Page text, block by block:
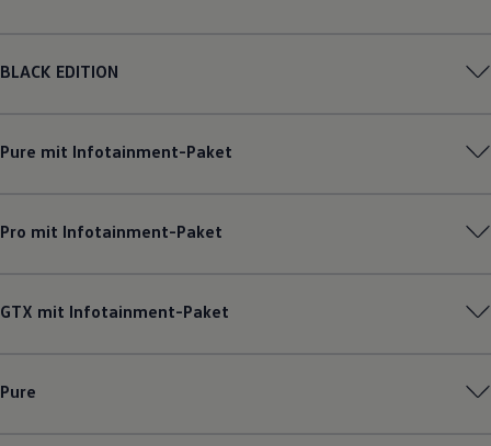
BLACK EDITION
Pure mit Infotainment-Paket
Pro mit Infotainment-Paket
GTX mit Infotainment-Paket
Pure